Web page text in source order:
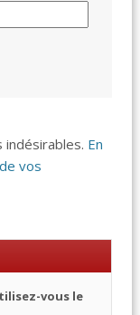
indésirables. En
vos
vous le